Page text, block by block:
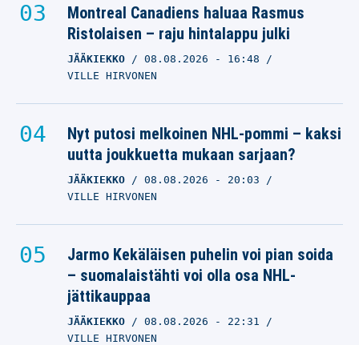
Montreal Canadiens haluaa Rasmus
Ristolaisen – raju hintalappu julki
JÄÄKIEKKO 08.08.2026 - 16:48
VILLE HIRVONEN
Nyt putosi melkoinen NHL-pommi – kaksi
uutta joukkuetta mukaan sarjaan?
JÄÄKIEKKO 08.08.2026 - 20:03
VILLE HIRVONEN
Jarmo Kekäläisen puhelin voi pian soida
– suomalaistähti voi olla osa NHL-
jättikauppaa
JÄÄKIEKKO 08.08.2026 - 22:31
VILLE HIRVONEN